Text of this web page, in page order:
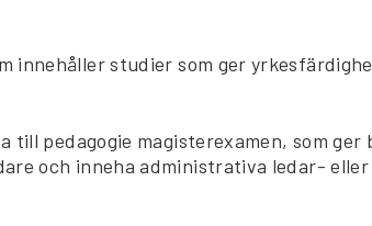
innehåller studier som ger
pedagogie magisterexamen, som ger
och inneha administrativa ledar- eller